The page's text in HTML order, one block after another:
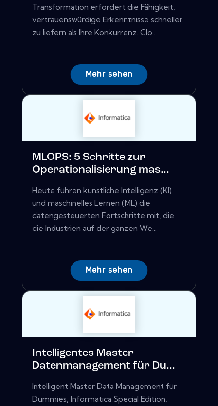
Transformation erfordert die Fähigkeit,
vertrauenswürdige Erkenntnisse schneller
zu liefern als Ihre Konkurrenz. Clo...
Mehr sehen
MLOPS: 5 Schritte zur
Operationalisierung mas...
Heute führen künstliche Intelligenz (KI)
und maschinelles Lernen (ML) die
datengesteuerten Fortschritte mit, die
die Industrien auf der ganzen We...
Mehr sehen
Intelligentes Master -
Datenmanagement für Du...
Intelligent Master Data Management für
Dummies, Informatica Special Edition,